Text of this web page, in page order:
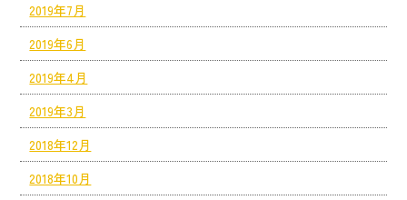
2019年7月
2019年6月
2019年4月
2019年3月
2018年12月
2018年10月